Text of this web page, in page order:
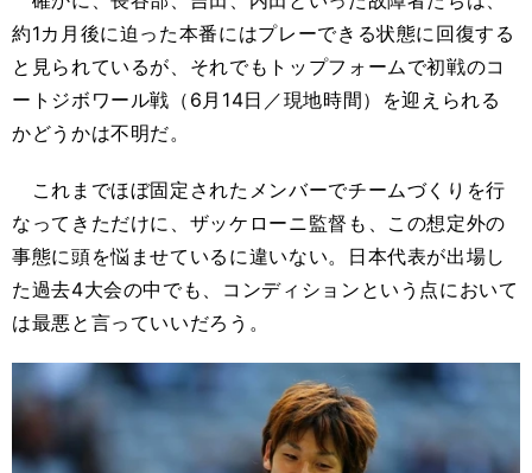
約1カ月後に迫った本番にはプレーできる状態に回復する
と見られているが、それでもトップフォームで初戦のコ
ートジボワール戦（6月14日／現地時間）を迎えられる
かどうかは不明だ。
これまでほぼ固定されたメンバーでチームづくりを行
なってきただけに、ザッケローニ監督も、この想定外の
事態に頭を悩ませているに違いない。日本代表が出場し
た過去4大会の中でも、コンディションという点において
は最悪と言っていいだろう。